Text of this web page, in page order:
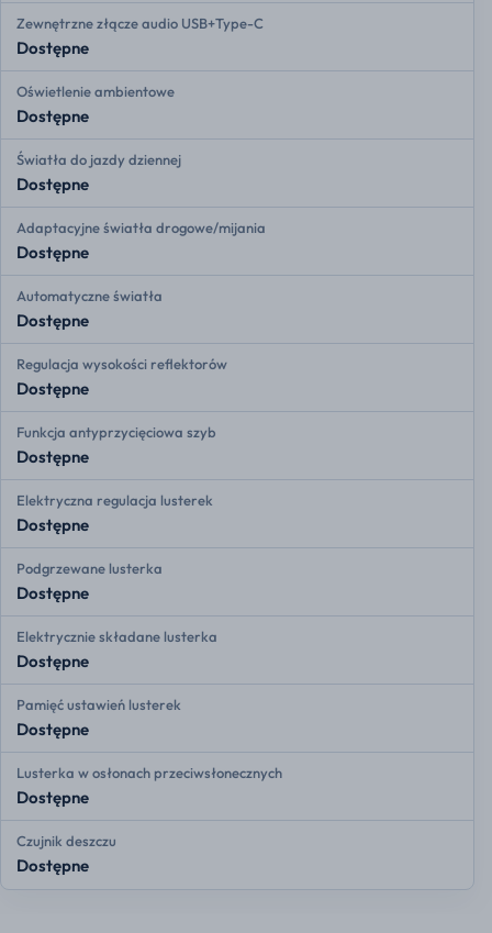
Zewnętrzne złącze audio USB+Type-C
Dostępne
Oświetlenie ambientowe
Dostępne
Światła do jazdy dziennej
Dostępne
Adaptacyjne światła drogowe/mijania
Dostępne
Automatyczne światła
Dostępne
Regulacja wysokości reflektorów
Dostępne
Funkcja antyprzycięciowa szyb
Dostępne
Elektryczna regulacja lusterek
Dostępne
Podgrzewane lusterka
Dostępne
Elektrycznie składane lusterka
Dostępne
Pamięć ustawień lusterek
Dostępne
Lusterka w osłonach przeciwsłonecznych
Dostępne
Czujnik deszczu
Dostępne